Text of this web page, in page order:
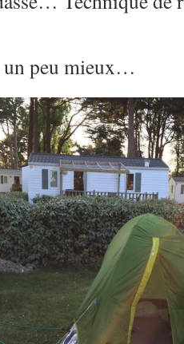
un peu mieux…